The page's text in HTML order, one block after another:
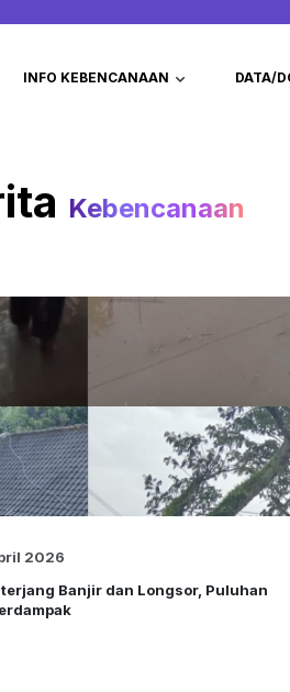
INFO KEBENCANAAN DATA/
Kebencanaan
2026
Banjir dan Longsor, Puluhan